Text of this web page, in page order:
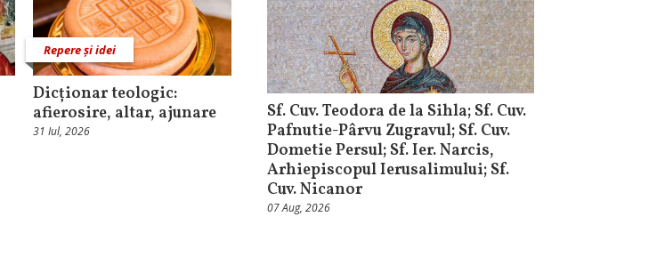
Repere și idei
Dicționar teologic:
afierosire, altar, ajunare
31 Iul, 2026
Sf. Cuv. Teodora de la Sihla; Sf. Cuv.
Pafnutie-Pârvu Zugravul; Sf. Cuv.
Dometie Persul; Sf. Ier. Narcis,
Arhiepiscopul Ierusalimului; Sf.
Cuv. Nicanor
07 Aug, 2026